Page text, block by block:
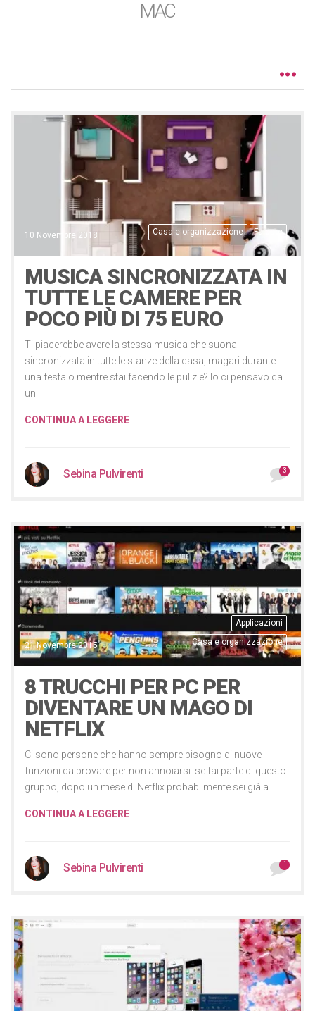
MAC
Casa e organizzazione Faidate
10 Novembre 2018
MUSICA SINCRONIZZATA IN
TUTTE LE CAMERE PER
POCO PIÙ DI 75 EURO
Ti piacerebbe avere la stessa musica che suona
sincronizzata in tutte le stanze della casa, magari durante
una festa o mentre stai facendo le pulizie? Io ci pensavo da
un
CONTINUA A LEGGERE
Sebina Pulvirenti 3
Applicazioni
Casa e organizzazione
21 Novembre 2015
8 TRUCCHI PER PC PER
DIVENTARE UN MAGO DI
NETFLIX
Ci sono persone che hanno sempre bisogno di nuove
funzioni da provare per non annoiarsi: se fai parte di questo
gruppo, dopo un mese di Netflix probabilmente sei già a
CONTINUA A LEGGERE
Sebina Pulvirenti 1